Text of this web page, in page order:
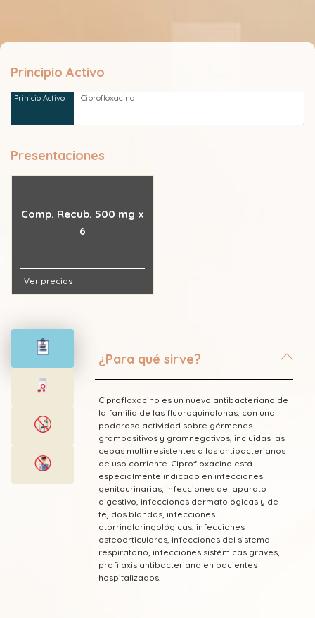
Principio Activo
Ciprofloxacina
Presentaciones
Comp. Recub. 500 mg x
6
Ver precios
¿Para qué sirve?
Ciprofloxacino es un nuevo antibacteriano de
la familia de las fluoroquinolonas, con una
poderosa actividad sobre gérmenes
grampositivos y gramnegativos, incluidas las
cepas multirresistentes a los antibacterianos
de uso corriente. Ciprofloxacino está
especialmente indicado en infecciones
genitourinarias, infecciones del aparato
digestivo, infecciones dermatológicas y de
tejidos blandos, infecciones
otorrinolaringológicas, infecciones
osteoarticulares, infecciones del sistema
respiratorio, infecciones sistémicas graves,
profilaxis antibacteriana en pacientes
hospitalizados.